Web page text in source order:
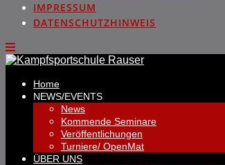
IMPRESSUM
DATENSCHUTZHINWEIS
Home
NEWS/EVENTS
News
Kommende Seminare
Veröffentlichungen
Turniere/ OpenMat
ÜBER UNS